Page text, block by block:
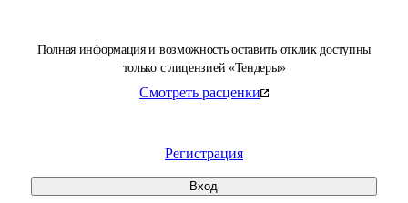
Полная информация и возможность оставить отклик доступны
только с лицензией «Тендеры»
Смотреть расценки
Регистрация
Вход